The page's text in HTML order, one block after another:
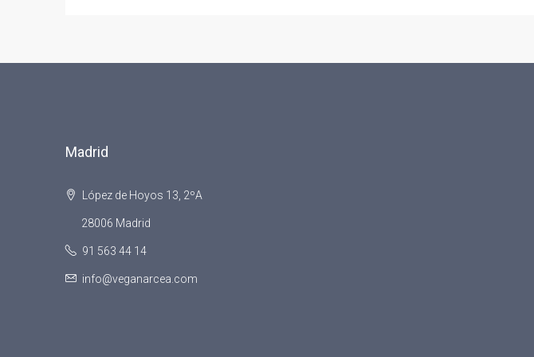
Madrid
López de Hoyos 13, 2ºA
28006 Madrid
91 563 44 14
info@veganarcea.com